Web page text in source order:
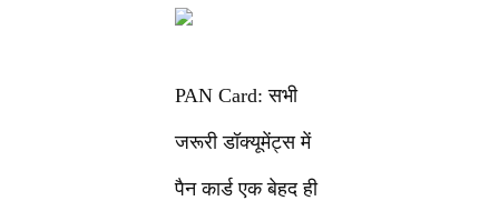
PAN Card: सभी
जरूरी डॉक्यूमेंट्स में
पैन कार्ड एक बेहद ही